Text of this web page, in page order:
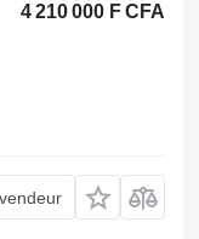
4 210 000 F CFA